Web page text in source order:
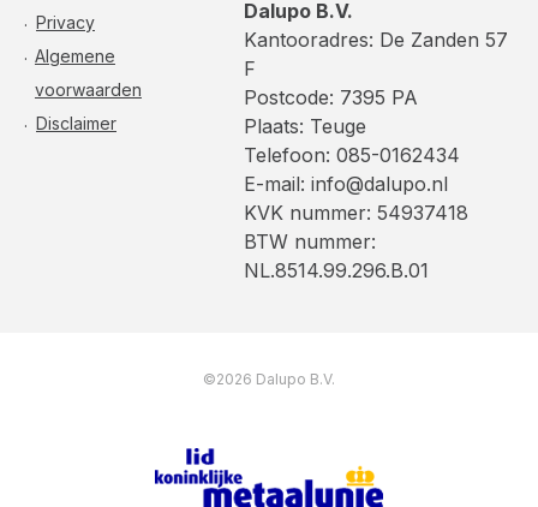
Privacy
Algemene
voorwaarden
Disclaimer
Dalupo B.V.
Kantooradres: De Zanden 57
F
Postcode: 7395 PA
Plaats: Teuge
Telefoon: 085-0162434
E-mail: info@dalupo.nl
KVK nummer: 54937418
BTW nummer:
NL.8514.99.296.B.01
©2026 Dalupo B.V.